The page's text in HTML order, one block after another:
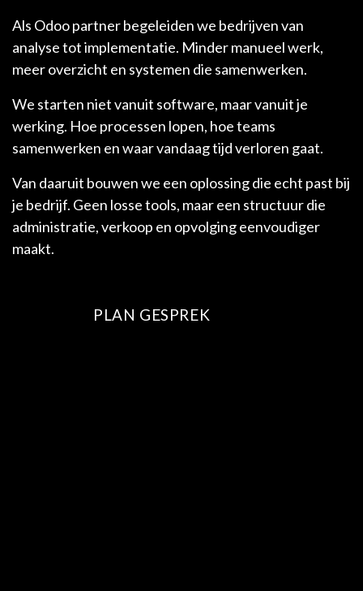
Als Odoo partner begeleiden we bedrijven van
analyse tot implementatie. Minder manueel werk,
meer overzicht en systemen die samenwerken.
We starten niet vanuit software, maar vanuit je
werking. Hoe processen lopen, hoe teams
samenwerken en waar vandaag tijd verloren gaat.
Van daaruit bouwen we een oplossing die echt past bij
je bedrijf. Geen losse tools, maar een structuur die
administratie, verkoop en opvolging eenvoudiger
maakt.
PLAN GESPREK